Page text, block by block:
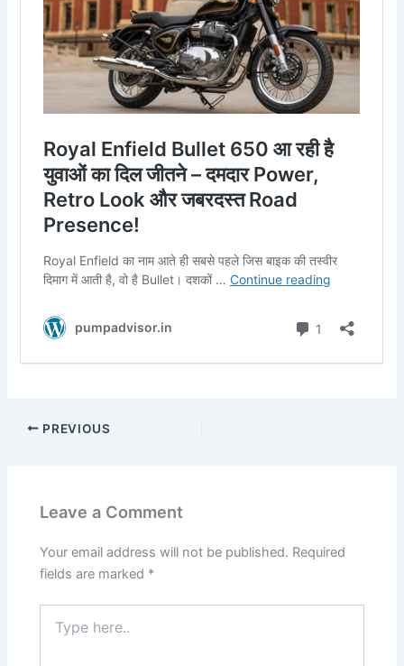
PREVIOUS
Leave a Comment
Your email address will not be published. Required
fields are marked *
here..